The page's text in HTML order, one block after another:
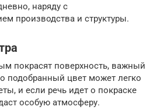
наряду с
производства и структуры.
покрасят поверхность, важный
подобранный цвет может легко
и если речь идет о покраске
особую атмосферу.